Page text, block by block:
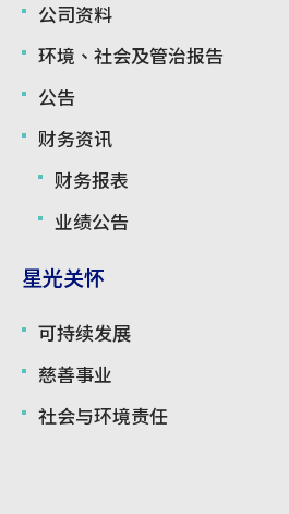
公司资料
环境、社会及管治报告
公告
财务资讯
财务报表
业绩公告
星光关怀
可持续发展
慈善事业
社会与环境责任